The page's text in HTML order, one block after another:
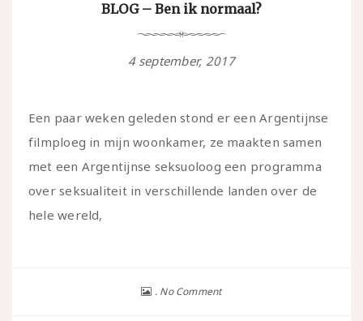
BLOG – Ben ik normaal?
4 september, 2017
Een paar weken geleden stond er een Argentijnse
filmploeg in mijn woonkamer, ze maakten samen
met een Argentijnse seksuoloog een programma
over seksualiteit in verschillende landen over de
hele wereld,
No Comment